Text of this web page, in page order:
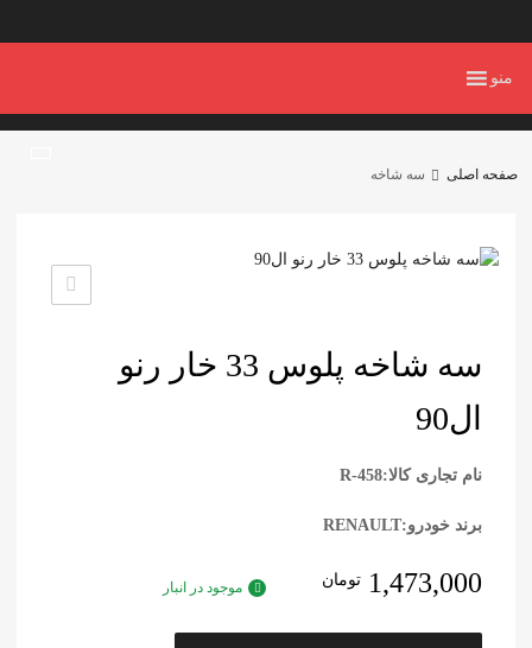
منو
صفحه اصلی سه شاخه
سه شاخه پلوس 33 خار رنو
ال90
نام تجاری کالا:R-458
برند خودرو:RENAULT
1,473,000 تومان موجود در انبار